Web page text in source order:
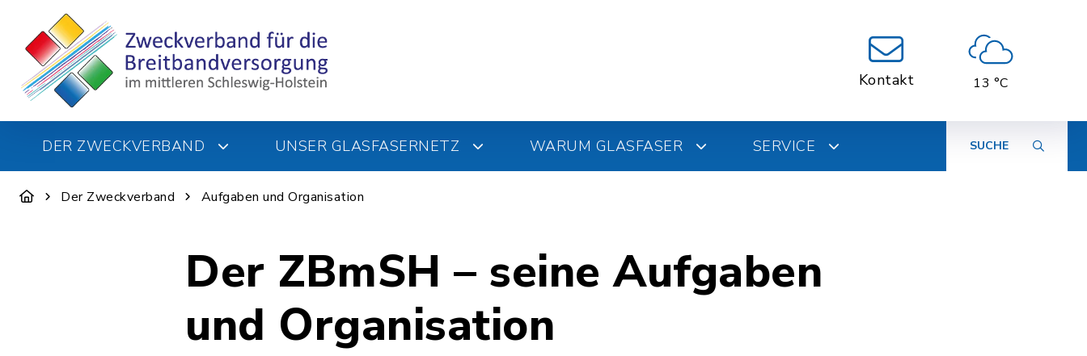
Kontakt 13 °C
DER ZWECKVERBAND UNSER GLASFASERNETZ WARUM GLASFASER SERVICE SUCHE
Der Zweckverband Aufgaben und Organisation
Der ZBmSH – seine Aufgaben
und Organisation